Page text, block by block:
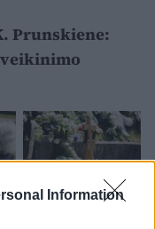
Information
Prunskiene: